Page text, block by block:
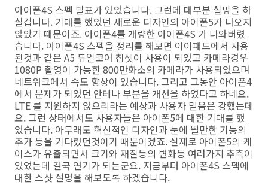
아이폰4S 스펙 발표가 있었습니다. 그런데 대부분 실망을 하
실겁니다. 기대를 했었던 새로운 디자인의 아이폰5가 나오지
않았기 때문이죠. 아이폰4를 개량한 아이폰4S 가 나와버렸
습니다. 아이폰4S 스펙을 정리를 해보면 아이패드에서 사용
된것과 같은 A5 듀얼코어 칩셋이 사용이 되었고 카메라경우
1080P 촬영이 가능한 800만화소의 카메라가 사용되었으며
네트워크에서 속도 향상이 있습니다. 그리고 그동안 아이폰4
에서 문제가 되었던 안테나 부분을 개선을 하였다고 하네요.
LTE 를 지원하지 않으리라는 예상과 사용자 믿음은 강했는데
요. 그런 상태에서도 사용자들은 아이폰5에 대한 기대를 했
었습니다. 아무래도 혁신적인 디자인과 눈에 띌만한 기능의
추가 등을 기다렸던것이기 때문이겠죠. 실제로 아이폰5의 케
이스가 유출되면서 크기와 재질등의 변화등 여러가지 추측이
있었는데 결국 연기가 되는군요. 지금부터 아이폰4S 스펙에
대한 스샷 설명을 해보도록 하겠습니다.